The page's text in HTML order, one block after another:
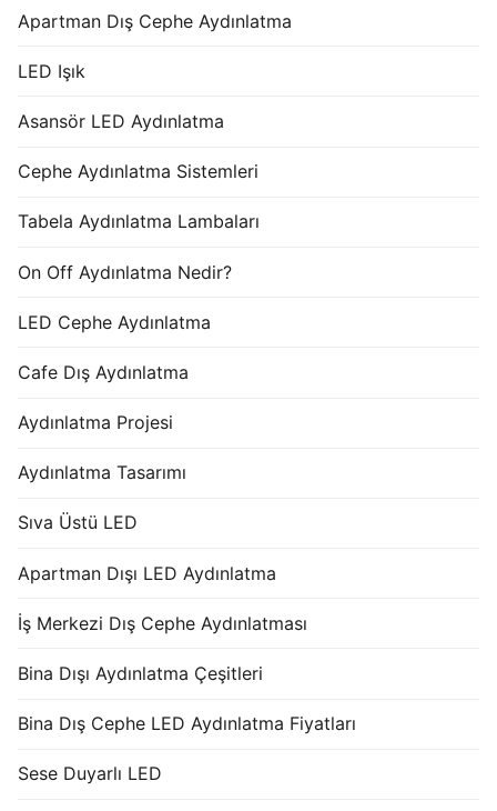
Apartman Dış Cephe Aydınlatma
LED Işık
Asansör LED Aydınlatma
Cephe Aydınlatma Sistemleri
Tabela Aydınlatma Lambaları
On Off Aydınlatma Nedir?
LED Cephe Aydınlatma
Cafe Dış Aydınlatma
Aydınlatma Projesi
Aydınlatma Tasarımı
Sıva Üstü LED
Apartman Dışı LED Aydınlatma
İş Merkezi Dış Cephe Aydınlatması
Bina Dışı Aydınlatma Çeşitleri
Bina Dış Cephe LED Aydınlatma Fiyatları
Sese Duyarlı LED